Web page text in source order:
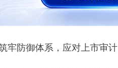
防御体系，应对上市审计